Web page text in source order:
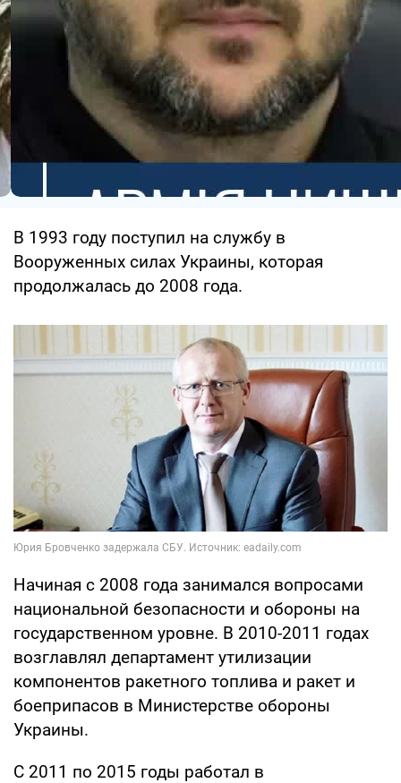
В 1993 году поступил на службу в
Вооруженных силах Украины, которая
продолжалась до 2008 года.
Начиная с 2008 года занимался вопросами
национальной безопасности и обороны на
государственном уровне. В 2010-2011 годах
возглавлял департамент утилизации
компонентов ракетного топлива и ракет и
боеприпасов в Министерстве обороны
Украины.
С 2011 по 2015 годы работал в